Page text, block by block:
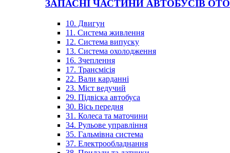
ЗАПАСНІ ЧАСТИНИ АВТОБУСІВ
10. Двигун
11. Система живлення
12. Система випуску
13. Система охолодження
16. Зчеплення
17. Трансмісія
22. Вали карданні
23. Міст ведучий
29. Підвіска автобуса
30. Вісь передня
31. Колеса та маточини
34. Рульове управління
35. Гальмівна система
37. Електрообладнання